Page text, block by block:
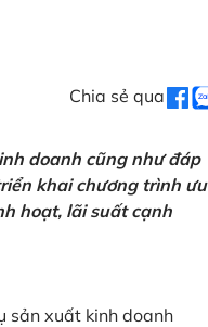
Chia sẻ qua
doanh cũng như đáp
khai chương trình ưu
hoạt, lãi suất cạnh
sản xuất kinh doanh